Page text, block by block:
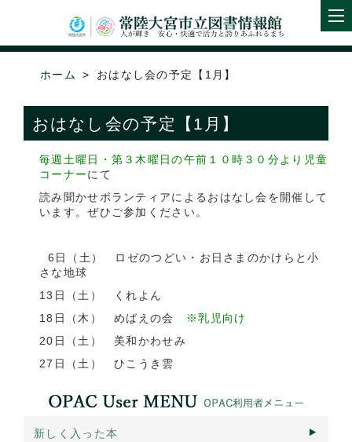
ホーム おはなし会の予定【1月】
おはなし会の予定【1月】
毎週土曜日・第３木曜日の午前１０時３０分より児童
コーナーにて
読み聞かせボランティアによるおはなし会を開催して
います。ぜひご参加ください。
6日（土） ロゼのつどい・お日さまのかけらと小
さな地球
13日（土） くれよん
18日（木） めばえの会
※乳児向け
20日（土） 美和かわせみ
27日（土） ひこうき雲
新しく入った本